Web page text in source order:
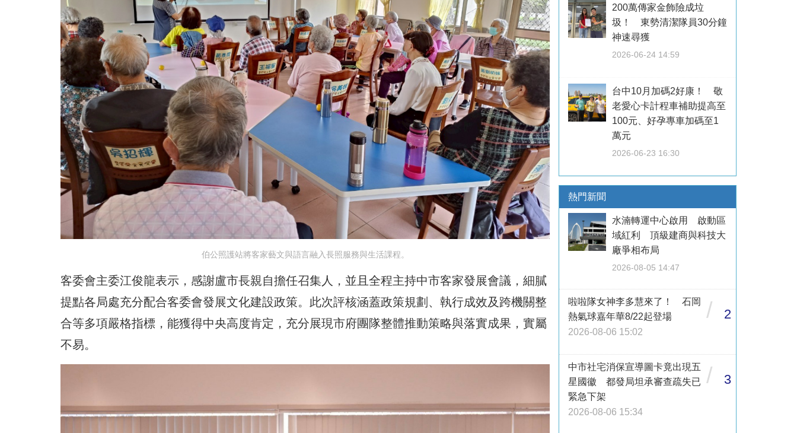
伯公照護站將客家藝文與語言融入長照服務與生活課程。
客委會主委江俊龍表示，感謝盧市長親自擔任召集人，並且全程主持中市客家發展會議，細膩
提點各局處充分配合客委會發展文化建設政策。此次評核涵蓋政策規劃、執行成效及跨機關整
合等多項嚴格指標，能獲得中央高度肯定，充分展現市府團隊整體推動策略與落實成果，實屬
不易。
200萬傳家金飾險成垃
圾！ 東勢清潔隊員30分鐘
神速尋獲
2026-06-24 14:59
台中10月加碼2好康！ 敬
老愛心卡計程車補助提高至
100元、好孕專車加碼至1
萬元
2026-06-23 16:30
熱門新聞
水湳轉運中心啟用 啟動區
域紅利 頂級建商與科技大
廠爭相布局
2026-08-05 14:47
啦啦隊女神李多慧來了！ 石岡
熱氣球嘉年華8/22起登場
2026-08-06 15:02
/ 2
中市社宅消保宣導圖卡竟出現五
星國徽 都發局坦承審查疏失已
緊急下架
2026-08-06 15:34
/ 3